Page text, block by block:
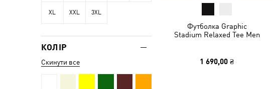
Футболка Graphic
Stadium Relaxed Tee Men
1 690,00 ₴
XL XXL 3XL
КОЛІР
Скинути все